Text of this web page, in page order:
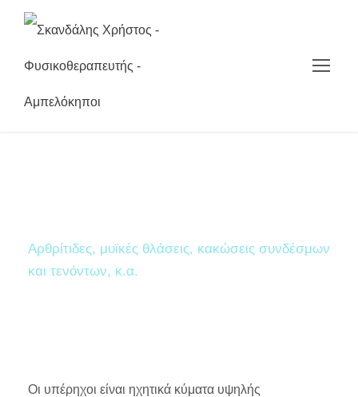
Aρθρίτιδες, μυϊκές θλάσεις, κακώσεις συνδέσμων
και τενόντων, κ.α.
Οι υπέρηχοι είναι ηχητικά κύματα υψηλής